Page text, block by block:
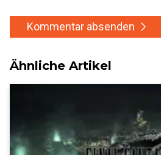
Kommentar absenden
Ähnliche Artikel